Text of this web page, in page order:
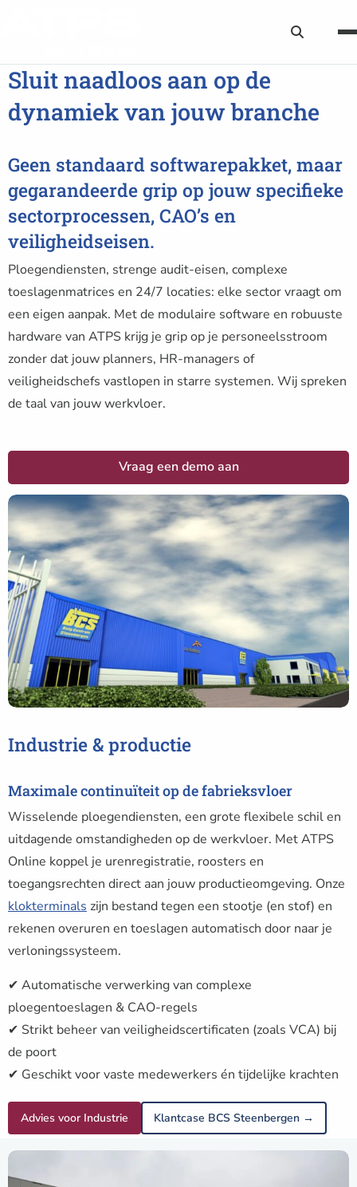
Zoekknop
Sluit naadloos aan op de
dynamiek van jouw branche
Geen standaard softwarepakket, maar
gegarandeerde grip op jouw specifieke
sectorprocessen, CAO’s en
veiligheidseisen.
Ploegendiensten, strenge audit-eisen, complexe
toeslagenmatrices en 24/7 locaties: elke sector vraagt om
een eigen aanpak. Met de modulaire software en robuuste
hardware van ATPS krijg je grip op je personeelsstroom
zonder dat jouw planners, HR-managers of
veiligheidschefs vastlopen in starre systemen. Wij spreken
de taal van jouw werkvloer.
Vraag een demo aan
Industrie & productie
Maximale continuïteit op de fabrieksvloer
Wisselende ploegendiensten, een grote flexibele schil en
uitdagende omstandigheden op de werkvloer. Met ATPS
Online koppel je urenregistratie, roosters en
toegangsrechten direct aan jouw productieomgeving. Onze
klokterminals zijn bestand tegen een stootje (en stof) en
rekenen overuren en toeslagen automatisch door naar je
verloningssysteem.
✔ Automatische verwerking van complexe
ploegentoeslagen & CAO-regels
✔ Strikt beheer van veiligheidscertificaten (zoals VCA) bij
de poort
✔ Geschikt voor vaste medewerkers én tijdelijke krachten
Advies voor Industrie Klantcase BCS Steenbergen →